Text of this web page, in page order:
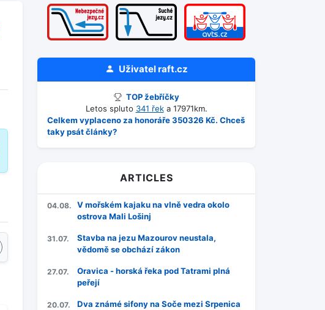
Uživatelraft.cz
TOP žebříčky
Letos spluto 341 řeka 17971km.
Celkem vyplaceno za honoráře 350326 Kč. Chceš
taky psát články?
ARTICLES
04.08.
V mořském kajaku na vlně vedra okolo
ostrova Mali Lošinj
31.07.
Stavba na jezu Mazourov neustala,
vědomě se obchází zákon
27.07.
Oravica - horská řeka pod Tatrami plná
peřejí
20.07.
Dva známé sifony na Soče mezi Srpenica